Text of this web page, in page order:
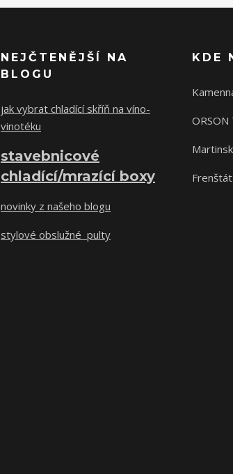
NEJČTENĚJŠÍ NA
BLOGU
jak vybrat chladící skříň na víno-
vinotéku
stavebnicové
chladící/mrazící boxy
novinky z našeho blogu
stylové obslužné pulty
KDE
ORSON